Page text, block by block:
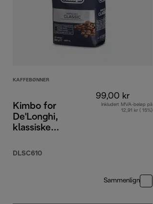
KAFFEBØNNER
Kimbo for
De'Longhi,
klassiske
Arabica 65 %
DLSC610
99,00 kr
Inkludert MVA-beløp på
12,91 kr ( 15%)
Sammenlign